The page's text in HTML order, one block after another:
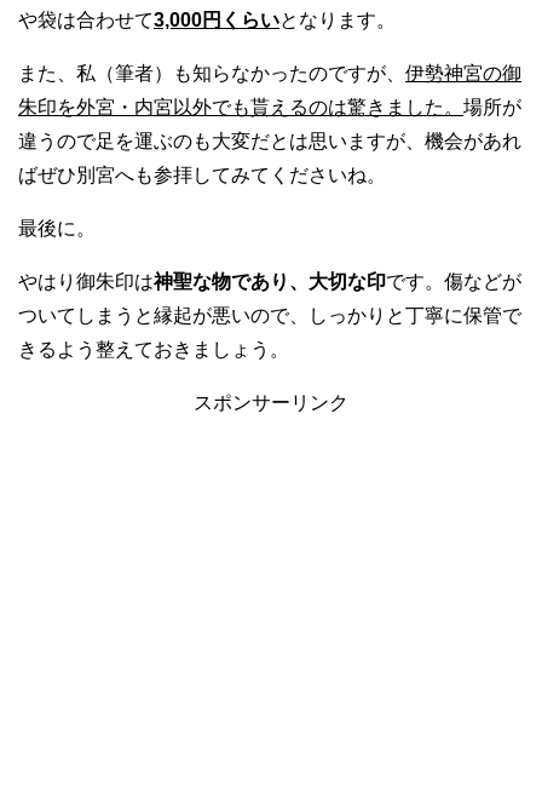
や袋は合わせて3,000円くらいとなります。
また、私（筆者）も知らなかったのですが、 伊勢神宮の御
朱印を外宮・内宮以外でも貰えるのは驚きました。 場所が
違うので足を運ぶのも大変だとは思いますが、機会があれ
ばぜひ別宮へも参拝してみてくださいね。
最後に。
やはり御朱印は神聖な物であり、大切な印です。傷などが
ついてしまうと縁起が悪いので、しっかりと丁寧に保管で
きるよう整えておきましょう。
スポンサーリンク